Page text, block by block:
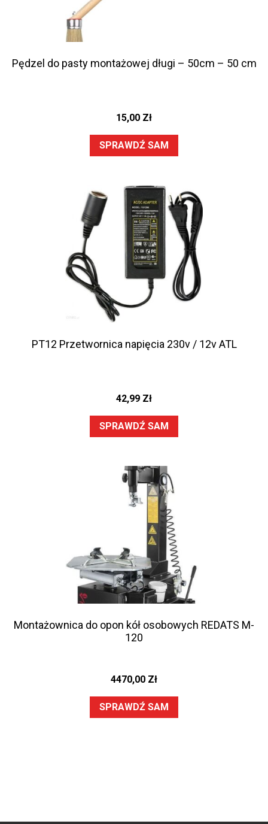
Pędzel do pasty montażowej długi – 50cm – 50 cm
15,00 Zł
SPRAWDŹ SAM
PT12 Przetwornica napięcia 230v / 12v ATL
42,99 Zł
SPRAWDŹ SAM
Montażownica do opon kół osobowych REDATS M-
120
4470,00 Zł
SPRAWDŹ SAM